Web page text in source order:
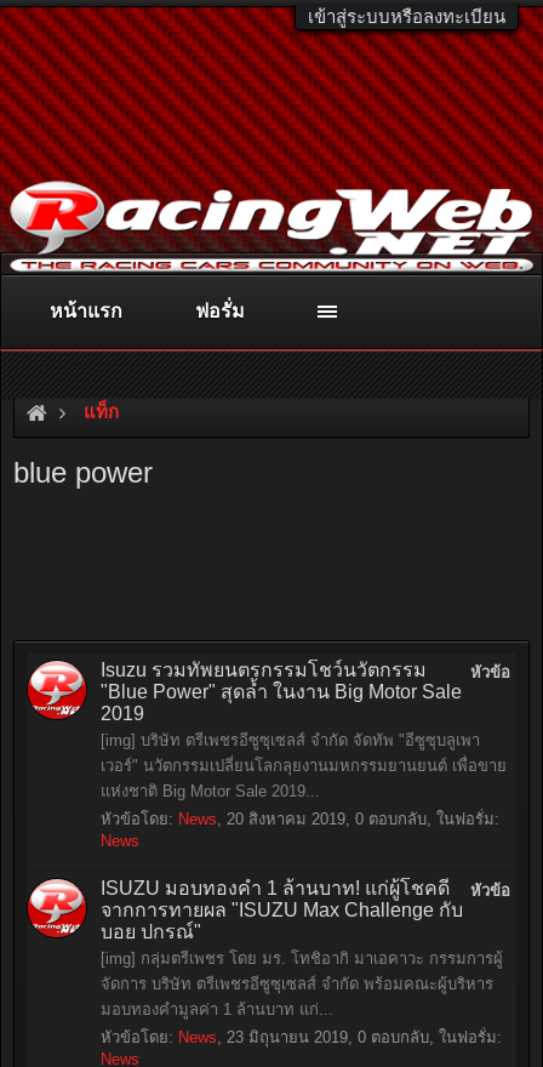
เข้าสู่ระบบหรือลงทะเบียน
ติดต่อลงโฆษณา racingweb@gmail.comหรือโทร. 081-811-1138
หรืออ่านรายละเอียดเพิ่มเติม คลิกที่นี่
แท็ก
blue power
หัวข้อ
Isuzu รวมทัพยนตรกรรมโชว์นวัตกรรม
"Blue Power" สุดล้ำ ในงาน Big Motor Sale
2019
[img] บริษัท ตรีเพชรอีซูซุเซลส์ จำกัด จัดทัพ "อีซูซุบลูเพา
เวอร์" นวัตกรรมเปลี่ยนโลกลุยงานมหกรรมยานยนต์ เพื่อขาย
แห่งชาติ Big Motor Sale 2019...
หัวข้อโดย: News, 20 สิงหาคม 2019, 0 ตอบกลับ, ในฟอรั่ม:
News
หัวข้อ
ISUZU มอบทองคำ 1 ล้านบาท! แก่ผู้โชคดี
จากการทายผล "ISUZU Max Challenge กับ
บอย ปกรณ์"
[img] กลุ่มตรีเพชร โดย มร. โทชิอากิ มาเอคาวะ กรรมการผู้
จัดการ บริษัท ตรีเพชรอีซูซุเซลส์ จำกัด พร้อมคณะผู้บริหาร
มอบทองคำมูลค่า 1 ล้านบาท แก่...
หัวข้อโดย: News, 23 มิถุนายน 2019, 0 ตอบกลับ, ในฟอรั่ม:
News
หน้าแรก ฟอรั่ม